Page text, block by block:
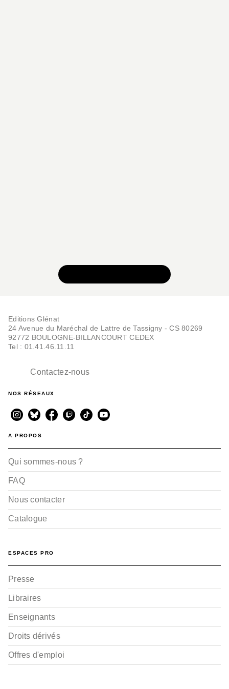
Editions Glénat
24 Avenue du Maréchal de Lattre de Tassigny - CS 80269
92772 BOULOGNE-BILLANCOURT CEDEX
Tel : 01.41.46.11.11
Contactez-nous
NOS RÉSEAUX
A PROPOS
Qui sommes-nous ?
FAQ
Nous contacter
Catalogue
ESPACES PRO
Presse
Libraires
Enseignants
Droits dérivés
Offres d'emploi